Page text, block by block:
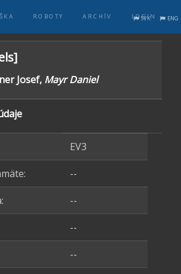
ROBOTY ARCHÍV LOGIN
SVK ENG
Josef, Mayr Daniel
EV3
--
--
--
--